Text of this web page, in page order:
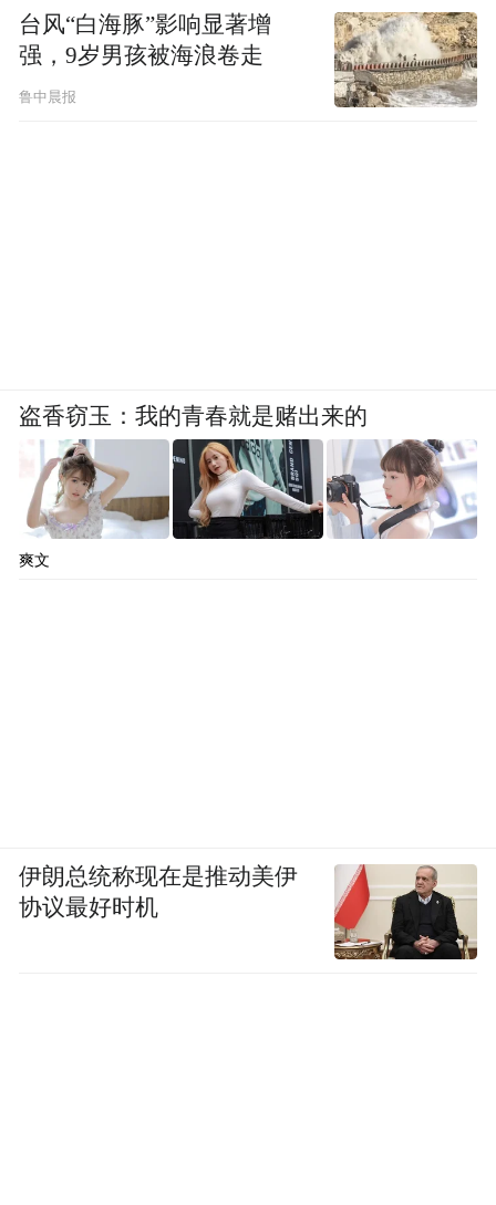
台风“白海豚”影响显著增
强，9岁男孩被海浪卷走
鲁中晨报
盗香窃玉：我的青春就是赌出来的
爽文
伊朗总统称现在是推动美伊
协议最好时机